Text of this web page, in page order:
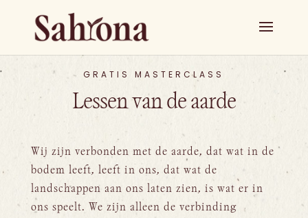
GRATIS MASTERCLASS
Lessen van de aarde
Wij zijn verbonden met de aarde, dat wat in de
bodem leeft, leeft in ons, dat wat de
landschappen aan ons laten zien, is wat er in
ons speelt. We zijn alleen de verbinding